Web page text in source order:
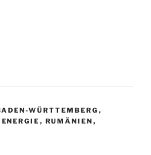
WÜRTTEMBERG ,
ENERGIE , RUMÄNIEN ,